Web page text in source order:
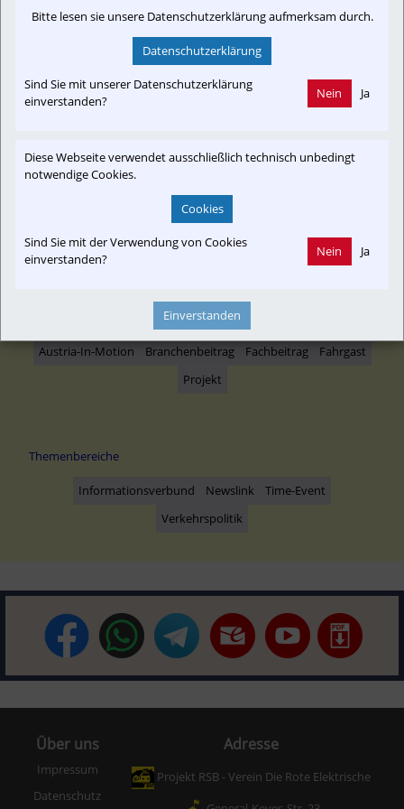
SPÖ startet Petition: Verbesserungen für Pendler im
Bahnverkehr nach Wien werden gefordert.
kurier.at
Newslink: Klicken Sie hier um auf den externen Artikel von
kurier.at zu gelangen.
(Neuer Tab wird geöffnet)
Austria-In-Motion Branchenbeitrag Fachbeitrag
Fahrgast
Projekt
Themenbereiche
Informationsverbund Newslink
Time-Event
Verkehrspolitik
Über uns
Impressum
Datenschutz
Adresse
Projekt RSB - Verein Die Rote Elektrische
Bitte lesen sie unsere Datenschutzerklärung aufmerksam durch.
Datenschutzerklärung
Sind Sie mit unserer Datenschutzerklärung
einverstanden?
Nein Ja
Diese Webseite verwendet ausschließlich technisch unbedingt
notwendige Cookies.
Cookies
Sind Sie mit der Verwendung von Cookies
einverstanden?
Nein Ja
Einverstanden